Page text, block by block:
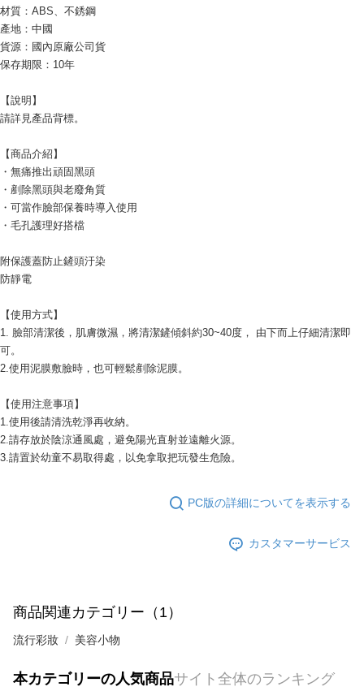
材質：ABS、不銹鋼
產地：中國
貨源：國內原廠公司貨
保存期限：10年
【說明】
請詳見產品背標。
【商品介紹】
・無痛推出頑固黑頭
・剷除黑頭與老廢角質
・可當作臉部保養時導入使用
・毛孔護理好搭檔
附保護蓋防止鏟頭汙染
防靜電
【使用方式】
1. 臉部清潔後，肌膚微濕，將清潔鏟傾斜約30~40度， 由下而上仔細清潔即
可。
2.使用泥膜敷臉時，也可輕鬆剷除泥膜。
【使用注意事項】
1.使用後請清洗乾淨再收納。
2.請存放於陰涼通風處，避免陽光直射並遠離火源。
3.請置於幼童不易取得處，以免拿取把玩發生危險。
PC版の詳細についてを表示する
カスタマーサービス
商品関連カテゴリー（1）
流行彩妝 美容小物
本カテゴリーの人気商品サイト全体のランキング